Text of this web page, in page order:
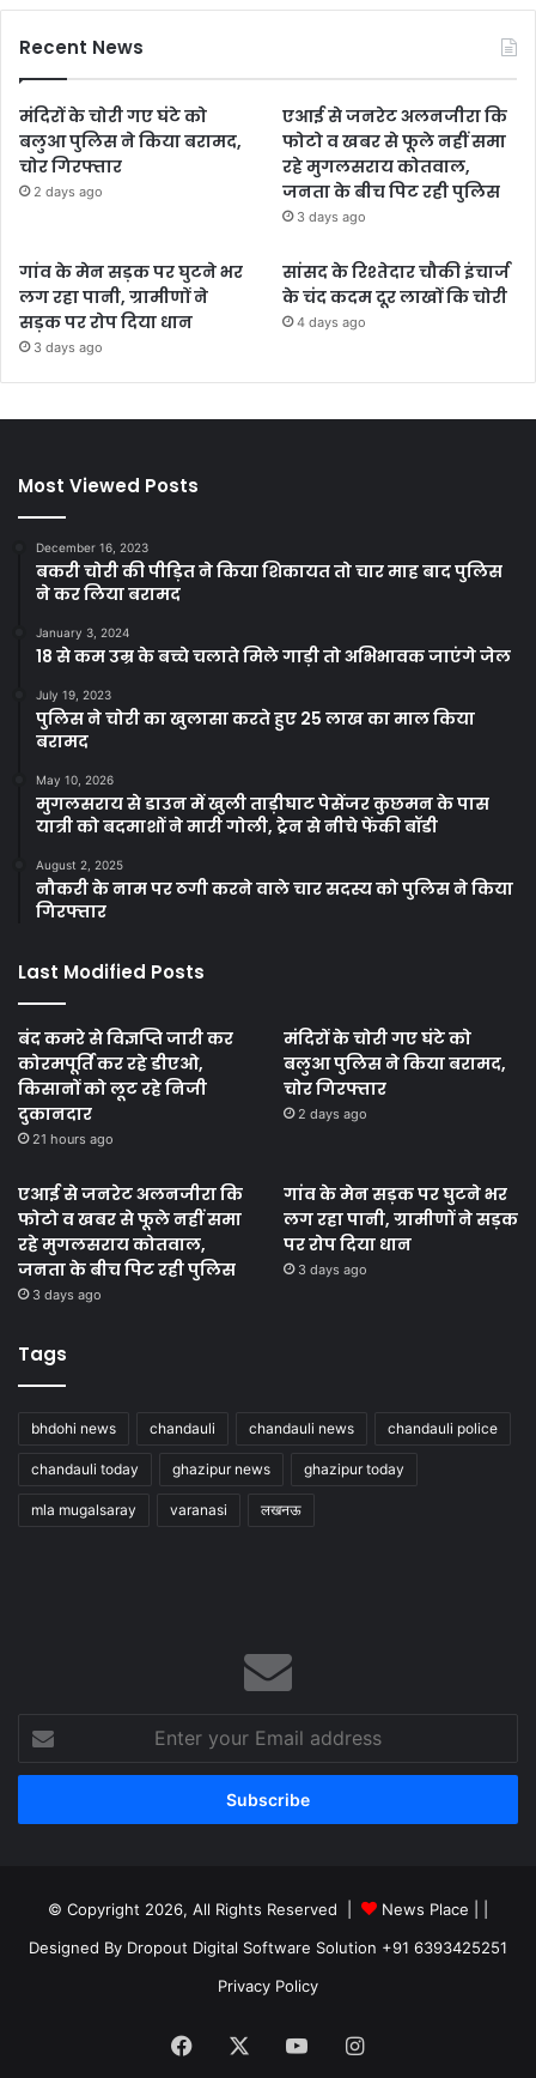
Recent News
मंदिरों के चोरी गए घंटे को
बलुआ पुलिस ने किया बरामद,
चोर गिरफ्तार
2 days ago
एआई से जनरेट अलनजीरा कि
फोटो व खबर से फूले नहीं समा
रहे मुगलसराय कोतवाल,
जनता के बीच पिट रही पुलिस
3 days ago
गांव के मेन सड़क पर घुटने भर
लग रहा पानी, ग्रामीणों ने
सड़क पर रोप दिया धान
3 days ago
सांसद के रिश्तेदार चौकी इंचार्ज
के चंद कदम दूर लाखों कि चोरी
4 days ago
Most Viewed Posts
December 16, 2023
बकरी चोरी की पीड़ित ने किया शिकायत तो चार माह बाद पुलिस
ने कर लिया बरामद
January 3, 2024
18 से कम उम्र के बच्चे चलाते मिले गाड़ी तो अभिभावक जाएंगे जेल
July 19, 2023
पुलिस ने चोरी का खुलासा करते हुए 25 लाख का माल किया
बरामद
May 10, 2026
मुगलसराय से डाउन में खुली ताड़ीघाट पेसेंजर कुछमन के पास
यात्री को बदमाशों ने मारी गोली, ट्रेन से नीचे फेंकी बॉडी
August 2, 2025
नौकरी के नाम पर ठगी करने वाले चार सदस्य को पुलिस ने किया
गिरफ्तार
Last Modified Posts
बंद कमरे से विज्ञप्ति जारी कर
कोरमपूर्ति कर रहे डीएओ,
किसानों को लूट रहे निजी
दुकानदार
21 hours ago
मंदिरों के चोरी गए घंटे को
बलुआ पुलिस ने किया बरामद,
चोर गिरफ्तार
2 days ago
एआई से जनरेट अलनजीरा कि
फोटो व खबर से फूले नहीं समा
रहे मुगलसराय कोतवाल,
जनता के बीच पिट रही पुलिस
3 days ago
गांव के मेन सड़क पर घुटने भर
लग रहा पानी, ग्रामीणों ने सड़क
पर रोप दिया धान
3 days ago
Tags
bhdohi news chandauli chandauli news chandauli police
chandauli today ghazipur news ghazipur today
mla mugalsaray varanasi लखनऊ
your
Email
© Copyright 2026, All Rights Reserved | News Place |
Designed By Dropout Digital Software Solution +91 6393425251
Privacy Policy
Facebook YouTubeInstagram